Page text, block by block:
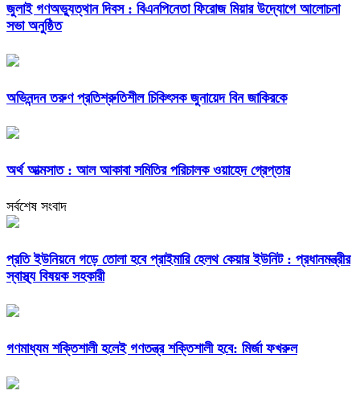
জুলাই গণঅভ্যুত্থান দিবস : বিএনপিনেতা ফিরোজ মিয়ার উদ্যোগে আলোচনা
সভা অনুষ্ঠিত
অভিনন্দন তরুণ প্রতিশ্রুতিশীল চিকিৎসক জুনায়েদ বিন জাকিরকে
অর্থ আত্মসাত : আল আকাবা সমিতির পরিচালক ওয়াহেদ গ্রেপ্তার
সর্বশেষ সংবাদ
প্রতি ইউনিয়নে গড়ে তোলা হবে প্রাইমারি হেলথ কেয়ার ইউনিট : প্রধানমন্ত্রীর
স্বাস্থ্য বিষয়ক সহকারী
গণমাধ্যম শক্তিশালী হলেই গণতন্ত্র শক্তিশালী হবে: মির্জা ফখরুল